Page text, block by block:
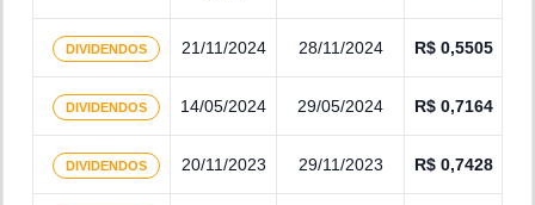
DIVIDENDOS 21/11/2024 28/11/2024 R$ 0,5505
DIVIDENDOS 14/05/2024 29/05/2024 R$ 0,7164
DIVIDENDOS 20/11/2023 29/11/2023 R$ 0,7428